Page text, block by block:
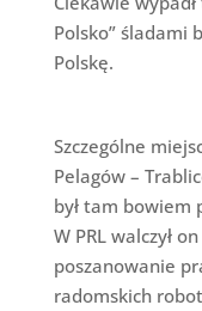
Polsko” śladami
Polskę.
Szczególne
Pelagów –
był tam bowiem
W PRL walczył
poszanowanie
radomskich